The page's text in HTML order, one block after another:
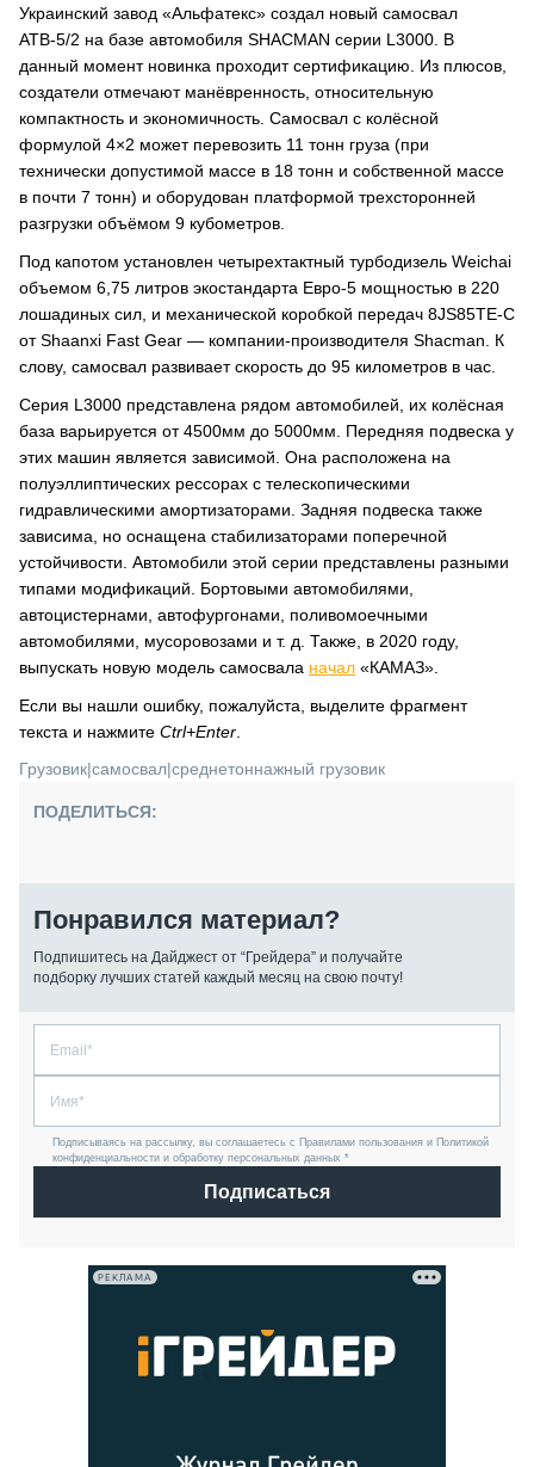
Украинский завод «Альфатекс» создал новый самосвал
АТВ-5/2 на базе автомобиля SHACMAN серии L3000. В
данный момент новинка проходит сертификацию. Из плюсов,
создатели отмечают манёвренность, относительную
компактность и экономичность. Самосвал с колёсной
формулой 4×2 может перевозить 11 тонн груза (при
технически допустимой массе в 18 тонн и собственной массе
в почти 7 тонн) и оборудован платформой трехсторонней
разгрузки объёмом 9 кубометров.
Под капотом установлен четырехтактный турбодизель Weichai
объемом 6,75 литров экостандарта Евро-5 мощностью в 220
лошадиных сил, и механической коробкой передач 8JS85TE-C
от Shaanxi Fast Gear — компании-производителя Shacman. К
слову, самосвал развивает скорость до 95 километров в час.
Серия L3000 представлена рядом автомобилей, их колёсная
база варьируется от 4500мм до 5000мм. Передняя подвеска у
этих машин является зависимой. Она расположена на
полуэллиптических рессорах с телескопическими
гидравлическими амортизаторами. Задняя подвеска также
зависима, но оснащена стабилизаторами поперечной
устойчивости. Автомобили этой серии представлены разными
типами модификаций. Бортовыми автомобилями,
автоцистернами, автофургонами, поливомоечными
автомобилями, мусоровозами и т. д. Также, в 2020 году,
выпускать новую модель самосвала начал «КАМАЗ».
Если вы нашли ошибку, пожалуйста, выделите фрагмент
текста и нажмите Ctrl+Enter
Грузовик|самосвал|среднетоннажный грузовик
ПОДЕЛИТЬСЯ:
Понравился материал?
Подпишитесь на Дайджест от “Грейдера” и получайте
подборку лучших статей каждый месяц на свою почту!
Подписываясь на рассылку, вы соглашаетесь с Правилами пользования и Политикой
конфиденциальности и обработку персональных данных *
Подписаться
РЕКЛАМА